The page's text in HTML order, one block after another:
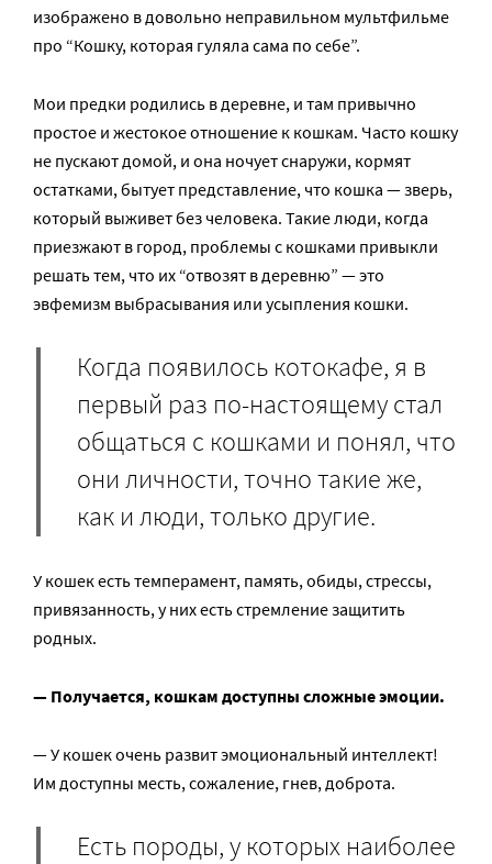
изображено в довольно неправильном мультфильме
про “Кошку, которая гуляла сама по себе”.
Мои предки родились в деревне, и там привычно
простое и жестокое отношение к кошкам. Часто кошку
не пускают домой, и она ночует снаружи, кормят
остатками, бытует представление, что кошка — зверь,
который выживет без человека. Такие люди, когда
приезжают в город, проблемы с кошками привыкли
решать тем, что их “отвозят в деревню” — это
эвфемизм выбрасывания или усыпления кошки.
Когда появилось котокафе, я в
первый раз по-настоящему стал
общаться с кошками и понял, что
они личности, точно такие же,
как и люди, только другие.
У кошек есть темперамент, память, обиды, стрессы,
привязанность, у них есть стремление защитить
родных.
— Получается, кошкам доступны сложные эмоции.
— У кошек очень развит эмоциональный интеллект!
Им доступны месть, сожаление, гнев, доброта.
Есть породы, у которых наиболее